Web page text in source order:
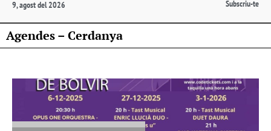
9, agost del 2026 Subscriu-te
Agendes – Cerdanya